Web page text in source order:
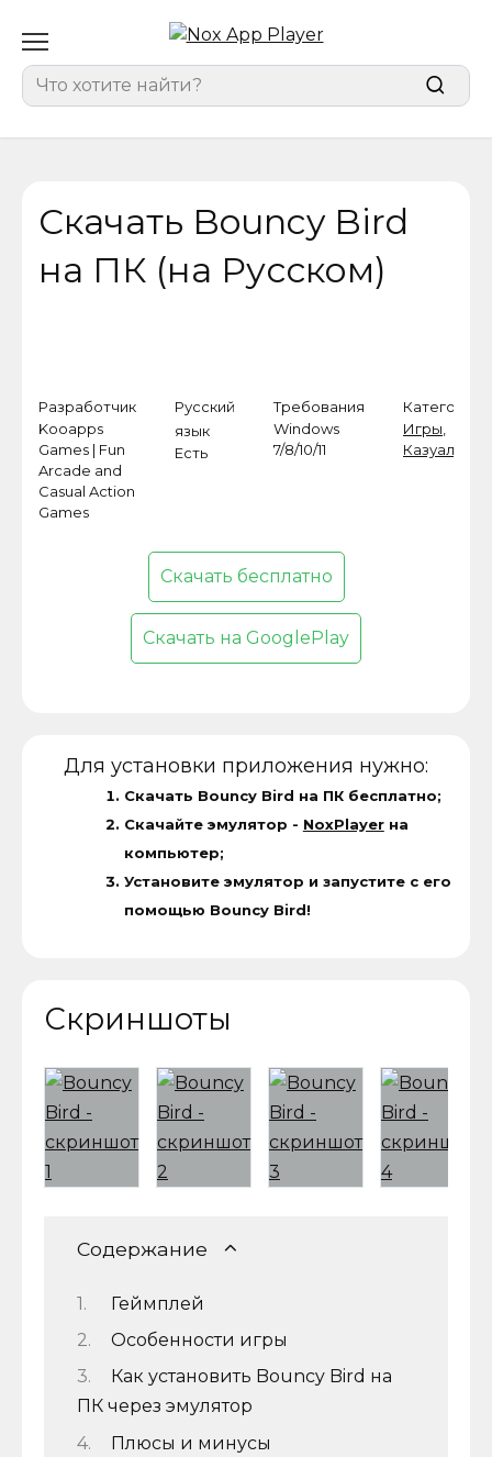
содержанию
for:
Скачать Bouncy Bird
на ПК (на Русском)
Разработчик
Kooapps
Games | Fun
Arcade and
Casual Action
Games
Русский
язык
Есть
Требования
Windows
7/8/10/11
Категория
Игры
Казуальные
Скачать бесплатно
Скачать на GooglePlay
Для установки приложения нужно:
Скачать Bouncy Bird на ПК бесплатно;
Скачайте эмулятор - NoxPlayerна
компьютер;
Установите эмулятор и запустите с его
помощью Bouncy Bird!
Скриншоты
Содержание
Геймплей
Особенности игры
Как установить Bouncy Bird на
ПК через эмулятор
Плюсы и минусы